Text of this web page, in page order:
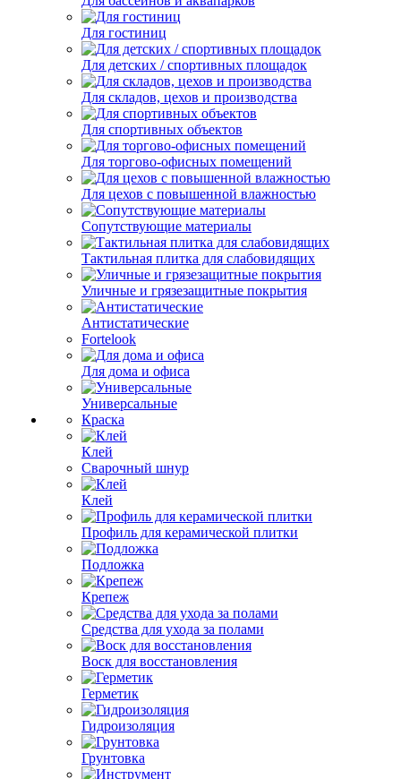
Для гостиниц
Для детских / спортивных площадок
Для складов, цехов и производства
Для спортивных объектов
Для торгово-офисных помещений
Для цехов с повышенной влажностью
Сопутствующие материалы
Тактильная плитка для слабовидящих
Уличные и грязезащитные покрытия
Антистатические
Fortelook
Для дома и офиса
Универсальные
Краска
Клей
Сварочный шнур
Клей
Профиль для керамической плитки
Подложка
Крепеж
Средства для ухода за полами
Воск для восстановления
Герметик
Гидроизоляция
Грунтовка